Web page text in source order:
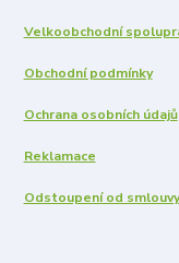
Velkoobchodní
Obchodní podmínky
Ochrana osobních údajů
Reklamace
Odstoupení od smlouvy